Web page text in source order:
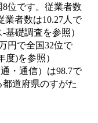
位です。従業者数
業者数は10.27人で
基礎調査を参照）
円で全国32位で
)を参照）
・通信）は98.7で
道府県のすがた